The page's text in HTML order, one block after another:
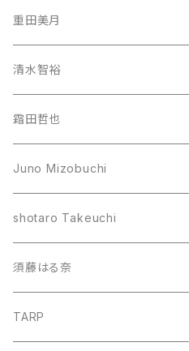
重田美月
清水智裕
霜田哲也
Juno Mizobuchi
shotaro Takeuchi
須藤はる奈
TARP